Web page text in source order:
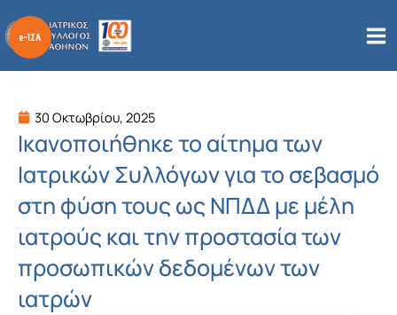
στο
περιεχόμενο
30 Οκτωβρίου, 2025
Ικανοποιήθηκε το αίτημα των
Ιατρικών Συλλόγων για το σεβασμό
στη φύση τους ως ΝΠΔΔ με μέλη
ιατρούς και την προστασία των
προσωπικών δεδομένων των
ιατρών